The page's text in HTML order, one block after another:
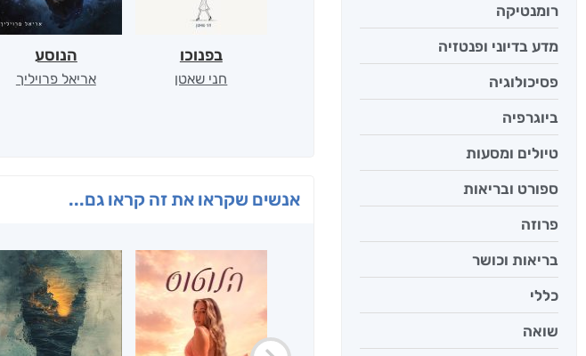
רומנטיקה
מדע בדיוני ופנטזיה
פסיכולוגיה
ביוגרפיה
טיולים ומסעות
ספורט ובריאות
פרוזה
בריאות וכושר
כללי
שואה
בפנוכו
חני שאטן
הנוסע
אריאל פרויליך
אנשים שקראו את זה קראו גם...